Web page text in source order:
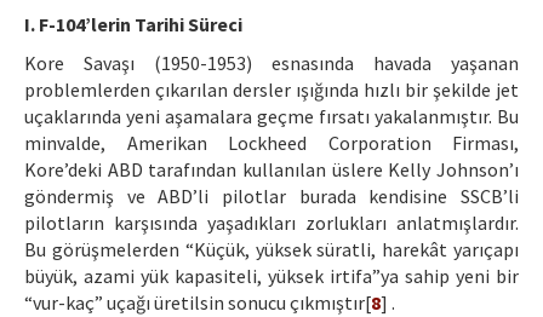
I. F-104’lerin Tarihi Süreci
Kore Savaşı (1950-1953) esnasında havada yaşanan
problemlerden çıkarılan dersler ışığında hızlı bir şekilde jet
uçaklarında yeni aşamalara geçme fırsatı yakalanmıştır. Bu
minvalde, Amerikan Lockheed Corporation Firması,
Kore’deki ABD tarafından kullanılan üslere Kelly Johnson’ı
göndermiş ve ABD’li pilotlar burada kendisine SSCB’li
pilotların karşısında yaşadıkları zorlukları anlatmışlardır.
Bu görüşmelerden “Küçük, yüksek süratli, harekât yarıçapı
büyük, azami yük kapasiteli, yüksek irtifa”ya sahip yeni bir
“vur-kaç” uçağı üretilsin sonucu çıkmıştır[8] .